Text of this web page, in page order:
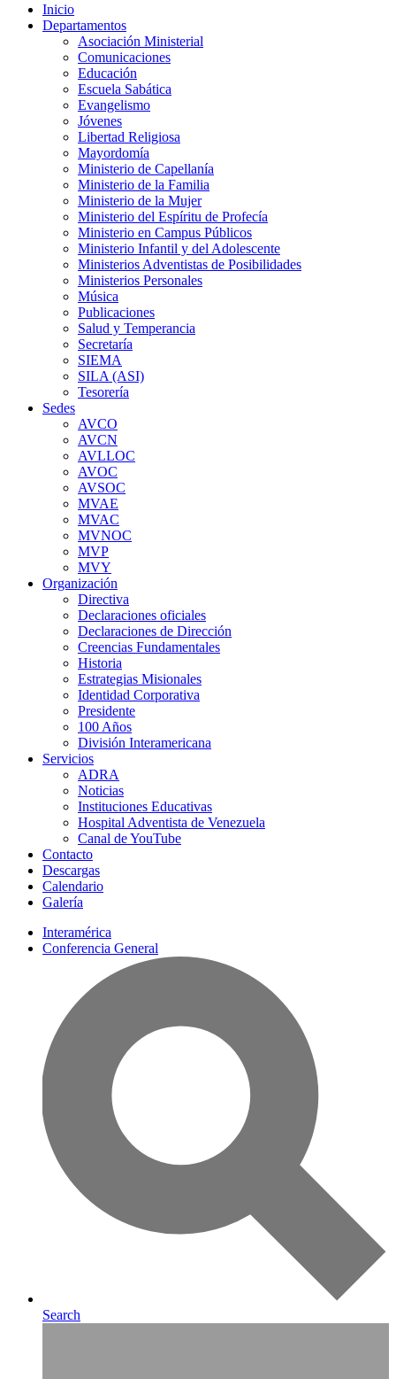
Inicio
Departamentos
Asociación Ministerial
Comunicaciones
Educación
Escuela Sabática
Evangelismo
Jóvenes
Libertad Religiosa
Mayordomía
Ministerio de Capellanía
Ministerio de la Familia
Ministerio de la Mujer
Ministerio del Espíritu de Profecía
Ministerio en Campus Públicos
Ministerio Infantil y del Adolescente
Ministerios Adventistas de Posibilidades
Ministerios Personales
Música
Publicaciones
Salud y Temperancia
Secretaría
SIEMA
SILA (ASI)
Tesorería
Sedes
AVCO
AVCN
AVLLOC
AVOC
AVSOC
MVAE
MVAC
MVNOC
MVP
MVY
Organización
Directiva
Declaraciones oficiales
Declaraciones de Dirección
Creencias Fundamentales
Historia
Estrategias Misionales
Identidad Corporativa
Presidente
100 Años
División Interamericana
Servicios
ADRA
Noticias
Instituciones Educativas
Hospital Adventista de Venezuela
Canal de YouTube
Contacto
Descargas
Calendario
Galería
Interamérica
Conferencia General
Search